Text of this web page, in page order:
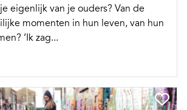
eigenlijk van je ouders? Van de
momenten in hun leven, van hun
‘Ik zag...